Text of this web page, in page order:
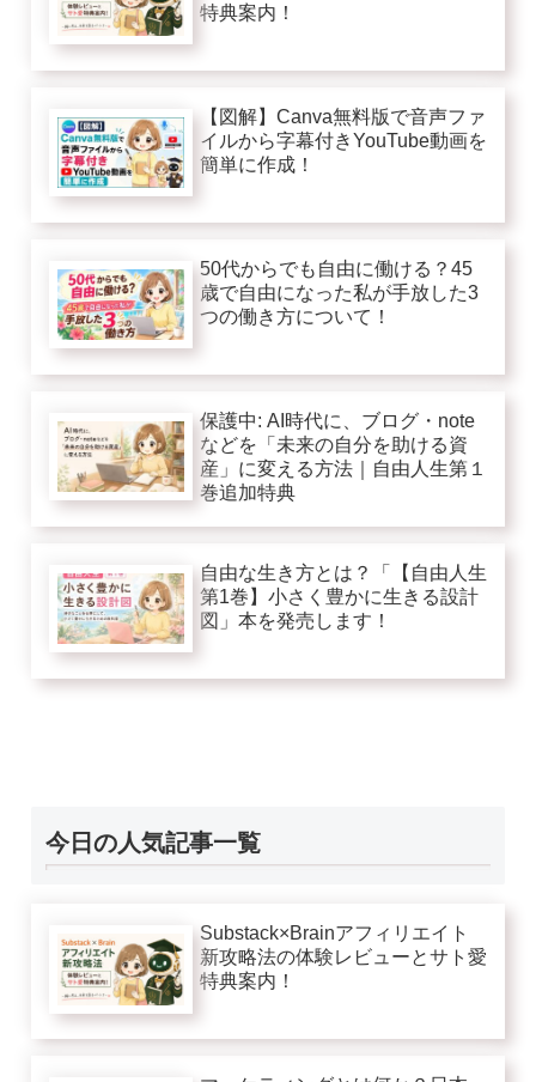
特典案内！
【図解】Canva無料版で音声ファ
イルから字幕付きYouTube動画を
簡単に作成！
50代からでも自由に働ける？45
歳で自由になった私が手放した3
つの働き方について！
保護中: AI時代に、ブログ・note
などを「未来の自分を助ける資
産」に変える方法｜自由人生第１
巻追加特典
自由な生き方とは？「【自由人生
第1巻】小さく豊かに生きる設計
図」本を発売します！
今日の人気記事一覧
Substack×Brainアフィリエイト
新攻略法の体験レビューとサト愛
特典案内！